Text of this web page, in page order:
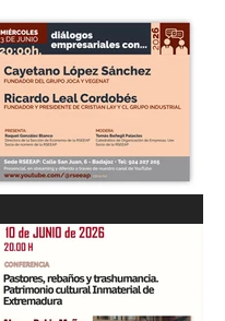
EMPRESARIALES
López
Ricardo Leal